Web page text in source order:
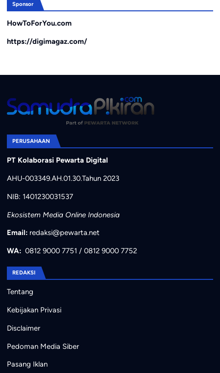
Sponsor
HowToForYou.com
https://digimagaz.com/
PERUSAHAAN
PT Kolaborasi Pewarta Digital
AHU-003349.AH.01.30.Tahun 2023
NIB: 1401230031537
Ekosistem Media Online Indonesia
Email: redaksi@pewarta.net
WA: 0812 9000 7751 / 0812 9000 7752
REDAKSI
Tentang
Kebijakan Privasi
Disclaimer
Pedoman Media Siber
Pasang Iklan